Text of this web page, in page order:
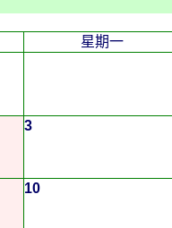
星期一
3
10